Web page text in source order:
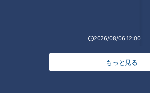
2026/08/06 12:00
もっと見る